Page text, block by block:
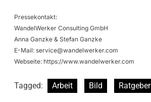
Pressekontakt:
WandelWerker Consulting GmbH
Anna Ganzke & Stefan Ganzke
E-Mail: service@wandelwerker.com
Webseite: https://www.wandelwerker.com
Tagged: Arbeit Bild Ratgeber